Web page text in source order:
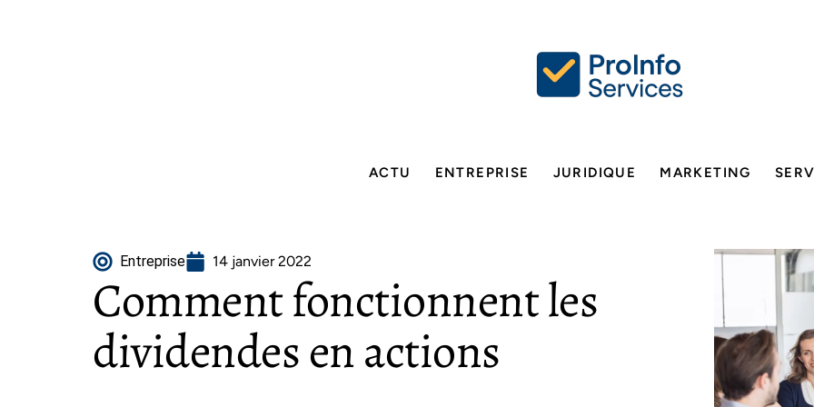
ACTU ENTREPRISE JURIDIQUE MARKETING
Entreprise 14 janvier 2022
Comment fonctionnent les
dividendes en actions